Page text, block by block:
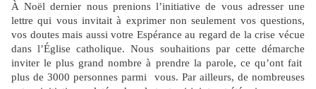
À Noël dernier nous prenions l’initiative de vous adresser une
lettre qui vous invitait à exprimer non seulement vos questions,
vos doutes mais aussi votre Espérance au regard de la crise vécue
dans l’Église catholique. Nous souhaitions par cette démarche
inviter le plus grand nombre à prendre la parole, ce qu’ont fait
plus de 3000 personnes parmi
vous. Par ailleurs, de nombreuses